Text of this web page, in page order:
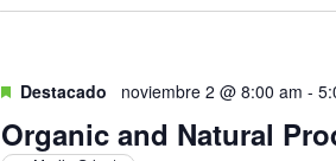
Organic and Natural
Destacado noviembre 2 @ 8:00 am -